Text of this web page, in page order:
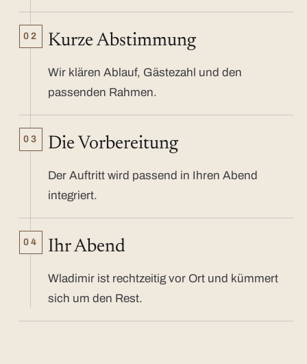
02 Kurze Abstimmung
Wir klären Ablauf, Gästezahl und den
passenden Rahmen.
03 Die Vorbereitung
Der Auftritt wird passend in Ihren Abend
integriert.
04 Ihr Abend
Wladimir ist rechtzeitig vor Ort und kümmert
sich um den Rest.